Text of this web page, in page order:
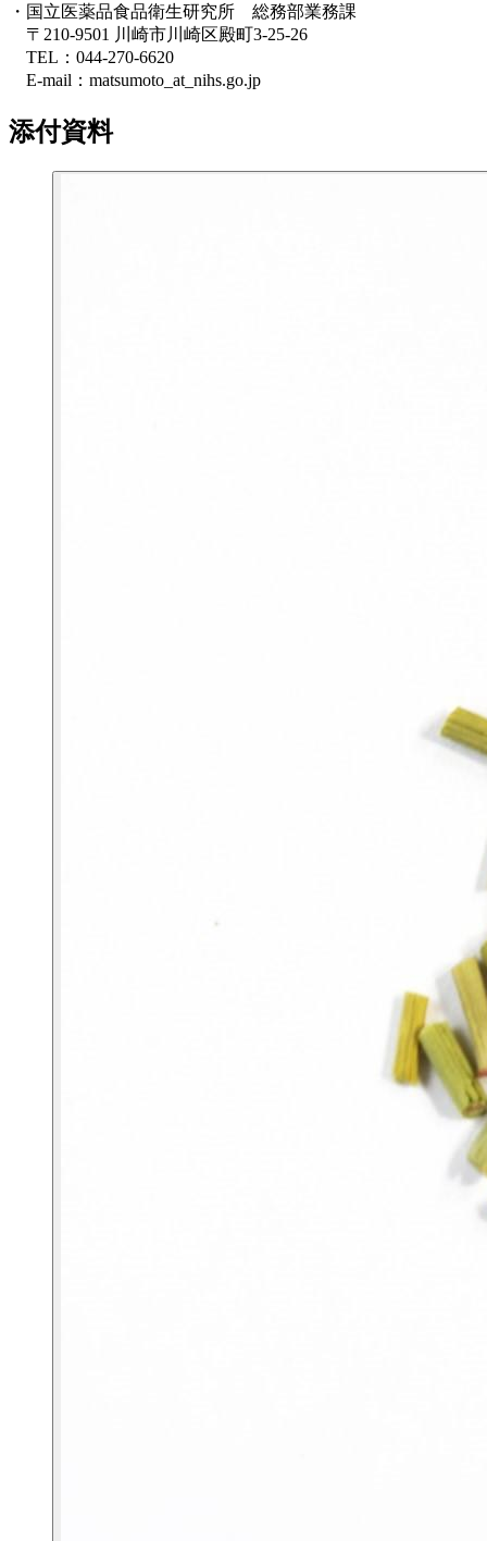
・国立医薬品食品衛生研究所 総務部業務課
〒210-9501 川崎市川崎区殿町3-25-26
TEL：044-270-6620
E-mail：matsumoto_at_nihs.go.jp
添付資料